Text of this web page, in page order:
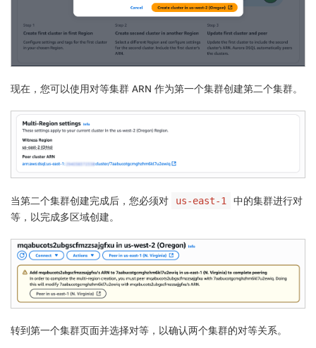
现在，您可以使用对等集群 ARN 作为第一个集群创建第二个集群。
当第二个集群创建完成后，您必须对 us-east-1
中的集群进行对
等，以完成多区域创建。
转到第一个集群页面并选择对等 ，以确认两个集群的对等关系。